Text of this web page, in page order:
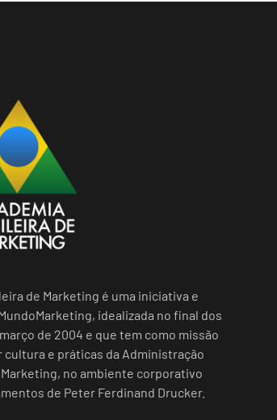
de Marketing é uma iniciativa e
idealizada no final dos
de 2004 e que tem como missão
e práticas da Administração
no ambiente corporativo
de Peter Ferdinand Drucker.